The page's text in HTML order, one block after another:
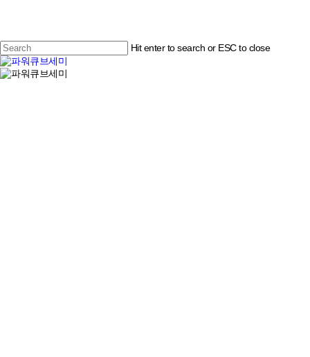
Hit enter to search or ESC to close
Close
Search
search
Menu